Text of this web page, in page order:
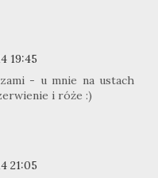
19:45
- u mnie na ustach
i róże :)
21:05